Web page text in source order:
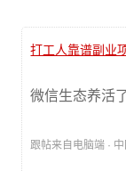
打工人靠谱副业
微信生态养活
跟帖来自电脑端 ·